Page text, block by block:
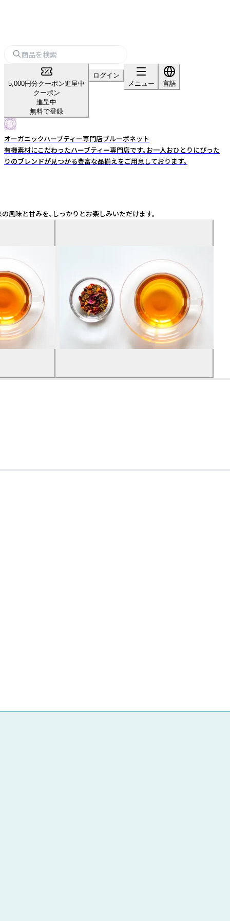
5,000円分クーポン進呈中
クーポン
進呈中
無料で登録
ログイン
メニュー
言語
オーガニックハーブティー専門店ブルーボネット
有機素材にこだわったハーブティー専門店です。お一人おひとりにぴった
りのブレンドが見つかる豊富な品揃えをご用意しております。
風味と甘みを、しっかりとお楽しみいただけます。